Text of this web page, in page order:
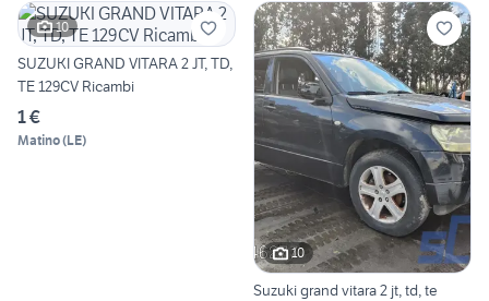
10
SUZUKI GRAND VITARA 2 JT, TD,
TE 129CV Ricambi
1 €
Matino(LE)
10
Suzuki grand vitara 2 jt, td, te